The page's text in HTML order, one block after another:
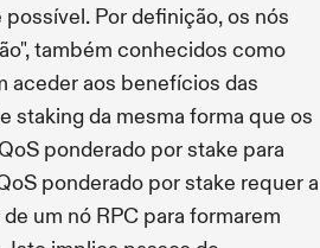
Por definição, os nós
também conhecidos como
aceder aos benefícios das
staking da mesma forma que os
ponderado por stake para
ponderado por stake requer a
um nó RPC para formarem